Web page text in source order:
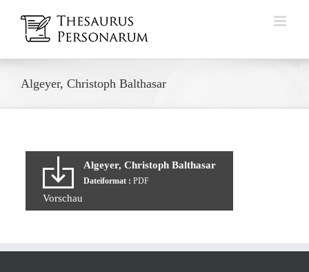
Inhalt
springen
Algeyer, Christoph Balthasar
Algeyer, Christoph Balthasar
Dateiformat : PDF
Vorschau